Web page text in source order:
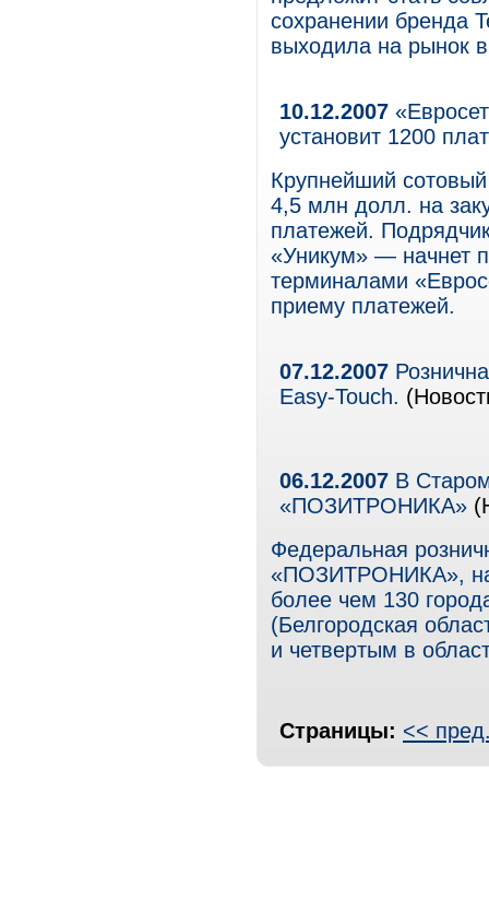
сохранении бренда
выходила на рынок
10.12.2007
установит 1200
Крупнейший
4,5 млн долл. на
платежей.
«Уникум» — начнет
терминалами
приему платежей.
07.12.2007
Easy-Touch.
06.12.2007 В
«ПОЗИТРОНИКА»
Федеральная
«ПОЗИТРОНИКА»,
более чем 130
(Белгородская
и четвертым в
Страницы: <<